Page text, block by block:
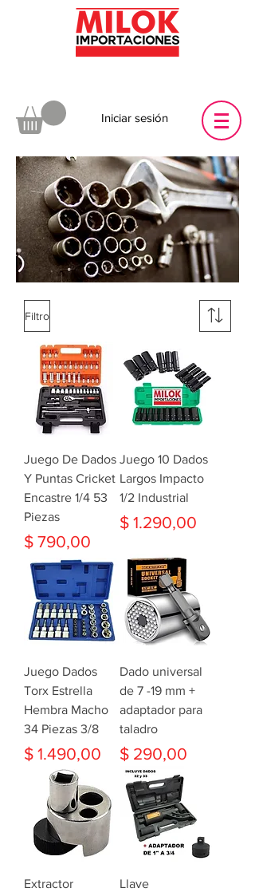
Iniciar sesión
Filtro
Juego De Dados
Y Puntas Cricket
Encastre 1/4 53
Piezas
Precio
$ 790,00
Juego 10 Dados
Largos Impacto
1/2 Industrial
Precio
$ 1.290,00
Juego Dados
Torx Estrella
Hembra Macho
34 Piezas 3/8
Precio
$ 1.490,00
Dado universal
de 7 -19 mm +
adaptador para
taladro
Precio
$ 290,00
Extractor
Llave